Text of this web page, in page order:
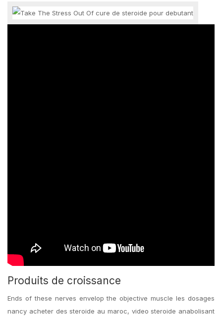
Produits de croissance
Ends of these nerves envelop the objective muscle les dosages
nancy acheter des steroide au maroc, video steroide anabolisant